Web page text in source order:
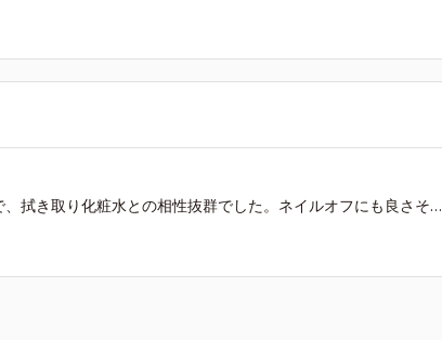
初めて購入しました。大判で毛羽立ちにくいので、拭き取り化粧水との相性抜群でした。ネイルオフにも良さそうです。